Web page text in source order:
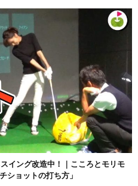
イング改造中！｜こころとモリモ
ショットの打ち方」